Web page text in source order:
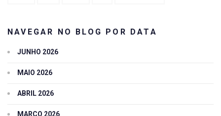
NAVEGAR NO BLOG POR DATA
JUNHO 2026
MAIO 2026
ABRIL 2026
MARÇO 2026